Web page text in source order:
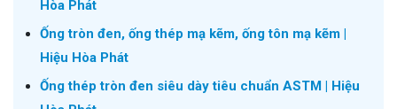
Hòa Phát
Ống tròn đen, ống thép mạ kẽm, ống tôn mạ kẽm |
Hiệu Hòa Phát
Ống thép tròn đen siêu dày tiêu chuẩn ASTM | Hiệu